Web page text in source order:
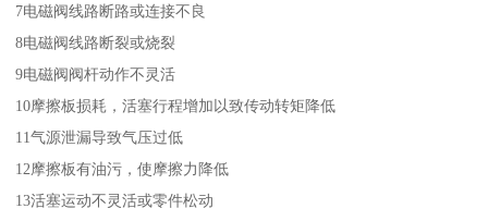
7电磁阀线路断路或连接不良
8电磁阀线路断裂或烧裂
9电磁阀阀杆动作不灵活
10摩擦板损耗，活塞行程增加以致传动转矩降低
11气源泄漏导致气压过低
12摩擦板有油污，使摩擦力降低
13活塞运动不灵活或零件松动